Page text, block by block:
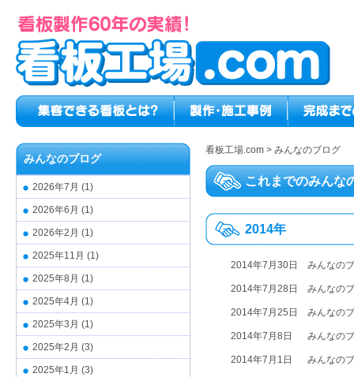
看板工場.com > みんなのブログ
これまでのみんな
2014年
2014年7月30日 みんなの
2014年7月28日 みんなの
2014年7月25日 みんなの
2014年7月8日 みんなの
2014年7月1日 みんなの
みんなのブログ
2026年7月 (1)
2026年6月 (1)
2026年2月 (1)
2025年11月 (1)
2025年8月 (1)
2025年4月 (1)
2025年3月 (1)
2025年2月 (3)
2025年1月 (3)